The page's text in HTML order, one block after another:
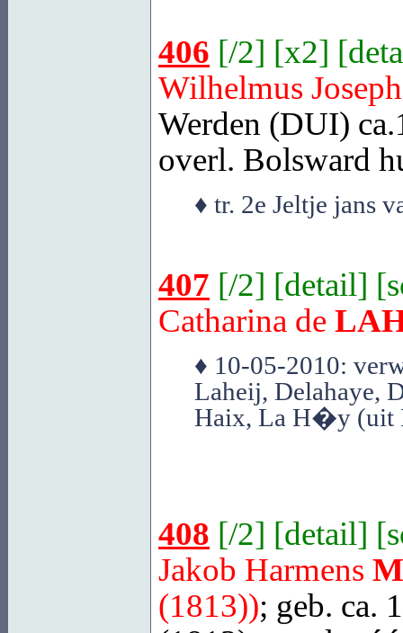
406 [/2] [x2] [
Wilhelmus
Werden (DUI)
overl. Bolsward
♦ tr. 2e Jeltje jans
407 [/2] [detail] [
Catharina de
♦ 10-05-2010:
Laheij, Delahaye,
Haix, La H�y (uit
408 [/2] [detail] [
Jakob Harmens
(1813)); geb. ca.